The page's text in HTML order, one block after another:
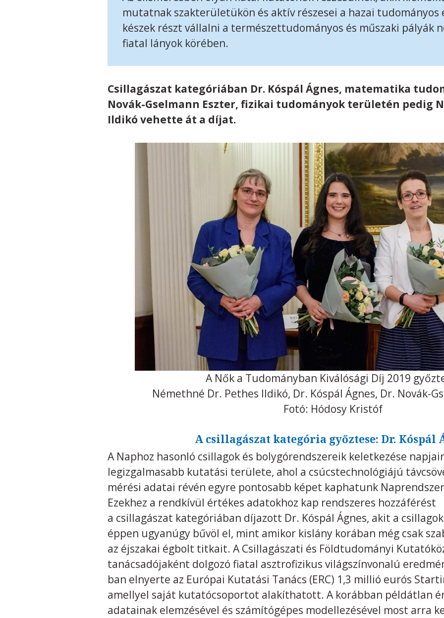
mutatnak szakterületükön és aktív részesei a hazai tudományos
készek részt vállalni a természettudományos és műszaki pályák
fiatal lányok körében.
Csillagászat kategóriában Dr. Kóspál Ágnes, matematika
Novák-Gselmann Eszter, fizikai tudományok területén pedig
Ildikó vehette át a díjat.
A Nők a Tudományban Kiválósági Díj 2019
Némethné Dr. Pethes Ildikó, Dr. Kóspál Ágnes, Dr. Novák-
Fotó: Hódosy Kristóf
A csillagászat kategória győztese: Dr. Kóspál
A Naphoz hasonló csillagok és bolygórendszereik keletkezése
legizgalmasabb kutatási területe, ahol a csúcstechnológiájú
mérési adatai révén egyre pontosabb képet kaphatunk
Ezekhez a rendkívül értékes adatokhoz kap rendszeres hozzáférést
a csillagászat kategóriában díjazott Dr. Kóspál Ágnes, akit a
éppen ugyanúgy bűvöl el, mint amikor kislány korában még csak
az éjszakai égbolt titkait. A Csillagászati és Földtudományi
tanácsadójaként dolgozó fiatal asztrofizikus világszínvonalú
ban elnyerte az Európai Kutatási Tanács (ERC) 1,3 millió eurós
amellyel saját kutatócsoportot alakíthatott. A korábban példátlan
adatainak elemzésével és számítógépes modellezésével most arra